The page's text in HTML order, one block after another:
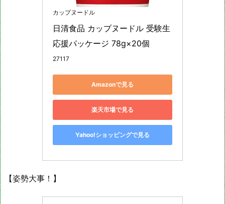
カップヌードル
日清食品 カップヌードル 受験生
応援パッケージ 78g×20個
27117
Amazonで見る
楽天市場で見る
Yahoo!ショッピングで見る
【姿勢大事！】